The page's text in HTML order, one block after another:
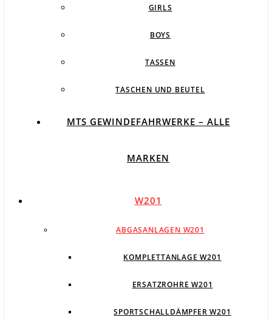
GIRLS
BOYS
TASSEN
TASCHEN UND BEUTEL
MTS GEWINDEFAHRWERKE – ALLE
MARKEN
W201
ABGASANLAGEN W201
KOMPLETTANLAGE W201
ERSATZROHRE W201
SPORTSCHALLDÄMPFER W201